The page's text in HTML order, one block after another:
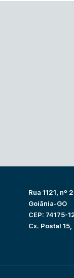
Rua 1121, nº
Goiânia-GO
CEP: 74175-
Cx. Postal 15,